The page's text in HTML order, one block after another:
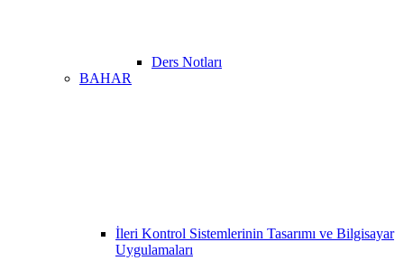
Ders Notları
BAHAR
İleri Kontrol Sistemlerinin Tasarımı ve Bilgisayar
Uygulamaları